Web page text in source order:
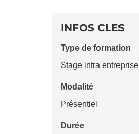
DE
LA
FICHE
DÉTAILS
INFOS CLES
Type de formation
Stage intra entreprise
Modalité
Présentiel
Durée